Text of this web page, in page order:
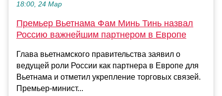
18:00, 24 Мар
Премьер Вьетнама Фам Минь Тинь назвал
Россию важнейшим партнером в Европе
Глава вьетнамского правительства заявил о
ведущей роли России как партнера в Европе для
Вьетнама и отметил укрепление торговых связей.
Премьер-минист...